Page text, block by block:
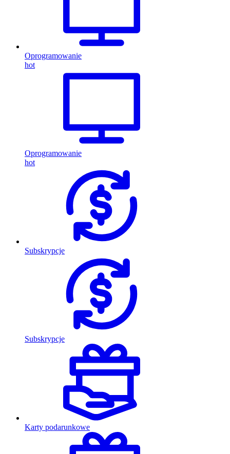
Oprogramowanie
hot
Oprogramowanie
hot
Subskrypcje
Subskrypcje
Karty podarunkowe